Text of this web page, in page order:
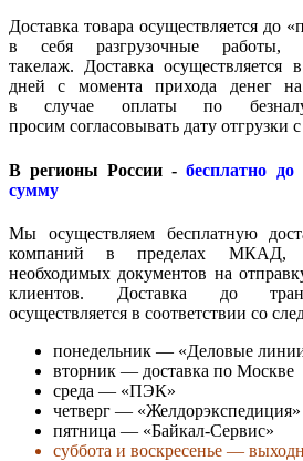
Доставка товара осуществляется до
в себя разгрузочные
такелаж. Доставка осуществляется
дней с момента прихода денег
в случае оплаты по
просим согласовывать дату
В регионы России -бесплатно
сумму
Мы осуществляем бесплатную
компаний в пределах МКАД,
необходимых документов на
клиентов. Доставка до
осуществляется в соответствии со
понедельник — «Деловые
вторник — доставка по Москве
среда — «ПЭК»
четверг — «Желдорэкспедиция»
пятница — «Байкал-Сервис»
суббота и воскресенье —